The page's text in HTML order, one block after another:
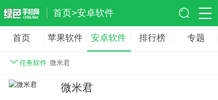
首页>安卓软件
首页 苹果软件 安卓软件 排行榜 专题
任务软件 微米君
微米君